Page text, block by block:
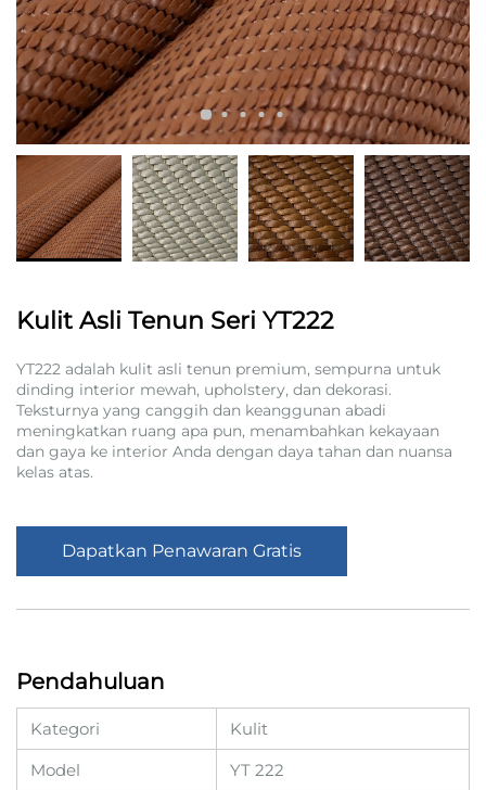
Kulit Asli Tenun Seri YT222
YT222 adalah kulit asli tenun premium, sempurna untuk
dinding interior mewah, upholstery, dan dekorasi.
Teksturnya yang canggih dan keanggunan abadi
meningkatkan ruang apa pun, menambahkan kekayaan
dan gaya ke interior Anda dengan daya tahan dan nuansa
kelas atas.
Dapatkan Penawaran Gratis
Pendahuluan
Kategori
Kulit
Model
YT 222